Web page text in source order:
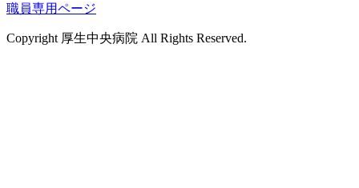
職員専用ページ
Copyright 厚生中央病院 All Rights Reserved.